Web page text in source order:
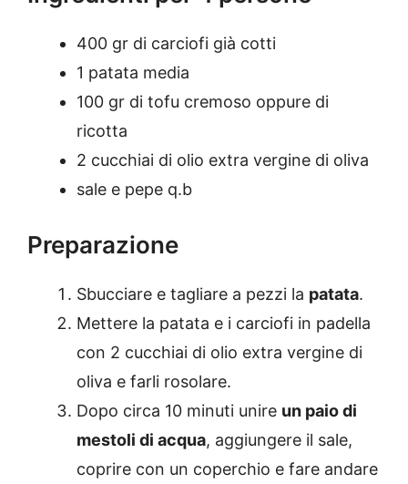
400 gr di carciofi già cotti
1 patata media
100 gr di tofu cremoso oppure di
ricotta
2 cucchiai di olio extra vergine di oliva
sale e pepe q.b
Preparazione
Sbucciare e tagliare a pezzi la patata.
Mettere la patata e i carciofi in padella
con 2 cucchiai di olio extra vergine di
oliva e farli rosolare.
Dopo circa 10 minuti unire un paio di
mestoli di acqua, aggiungere il sale,
coprire con un coperchio e fare andare